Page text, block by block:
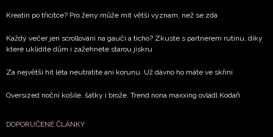
Kreatin po třicítce? Pro ženy může mít větší význam, než se zdá
Každý večer jen scrollování na gauči a ticho? Zkuste s partnerem rutinu, díky
které uklidíte dům i zažehnete starou jiskru
Za největší hit léta neutratíte ani korunu. Už dávno ho máte ve skříni
Oversized noční košile, šátky i brože. Trend nona maxxing ovládl Kodaň
DOPORUČENÉ ČLÁNKY